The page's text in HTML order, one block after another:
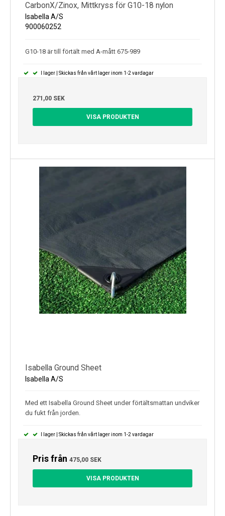
CarbonX/Zinox, Mittkryss för G10-18 nylon
Isabella A/S
900060252
G10-18 är till förtält med A-mått 675-989
I lager | Skickas från vårt lager inom 1-2 vardagar
271,00 SEK
VISA PRODUKTEN
Isabella Ground Sheet
Isabella A/S
Med ett Isabella Ground Sheet under förtältsmattan undviker
du fukt från jorden.
I lager | Skickas från vårt lager inom 1-2 vardagar
Pris från 475,00 SEK
VISA PRODUKTEN